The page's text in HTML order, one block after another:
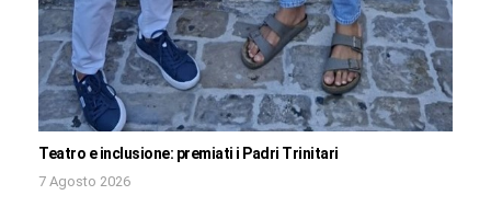
Teatro e inclusione: premiati i Padri Trinitari
7 Agosto 2026